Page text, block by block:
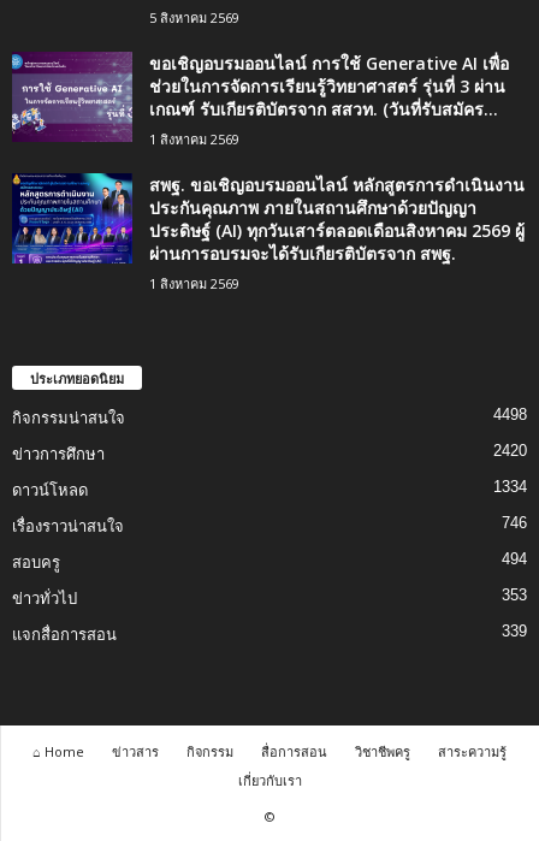
5 สิงหาคม 2569
ขอเชิญอบรมออนไลน์ การใช้ Generative AI เพื่อ
ช่วยในการจัดการเรียนรู้วิทยาศาสตร์ รุ่นที่ 3 ผ่าน
เกณฑ์ รับเกียรติบัตรจาก สสวท. (วันที่รับสมัคร...
1 สิงหาคม 2569
สพฐ. ขอเชิญอบรมออนไลน์ หลักสูตรการดำเนินงาน
ประกันคุณภาพ ภายในสถานศึกษาด้วยปัญญา
ประดิษฐ์ (AI) ทุกวันเสาร์ตลอดเดือนสิงหาคม 2569 ผู้
ผ่านการอบรมจะได้รับเกียรติบัตรจาก สพฐ.
1 สิงหาคม 2569
ประเภทยอดนิยม
กิจกรรมน่าสนใจ 4498
ข่าวการศึกษา 2420
ดาวน์โหลด 1334
เรื่องราวน่าสนใจ 746
สอบครู 494
ข่าวทั่วไป 353
แจกสื่อการสอน 339
⌂ Home ข่าวสาร กิจกรรม สื่อการสอน วิชาชีพครู
สาระความรู้
เกี่ยวกับเรา
©